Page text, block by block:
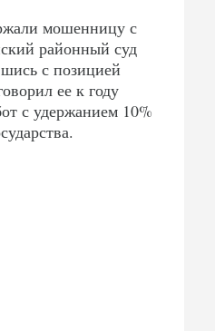
мошенницу с
районный суд
с позицией
ее к году
с удержанием 10%